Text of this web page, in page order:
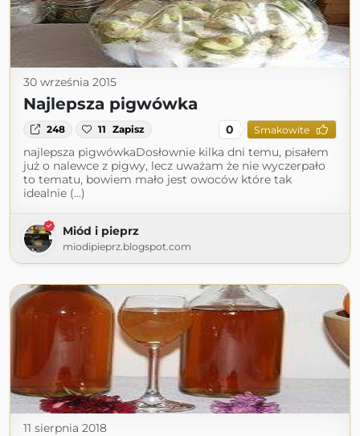
30 września 2015
Najlepsza pigwówka
248 11 Zapisz 0 Smakowite
najlepsza pigwówkaDosłownie kilka dni temu, pisałem
już o nalewce z pigwy, lecz uważam że nie wyczerpało
to tematu, bowiem mało jest owoców które tak
idealnie (...)
Miód i pieprz
miodipieprz.blogspot.com
11 sierpnia 2018